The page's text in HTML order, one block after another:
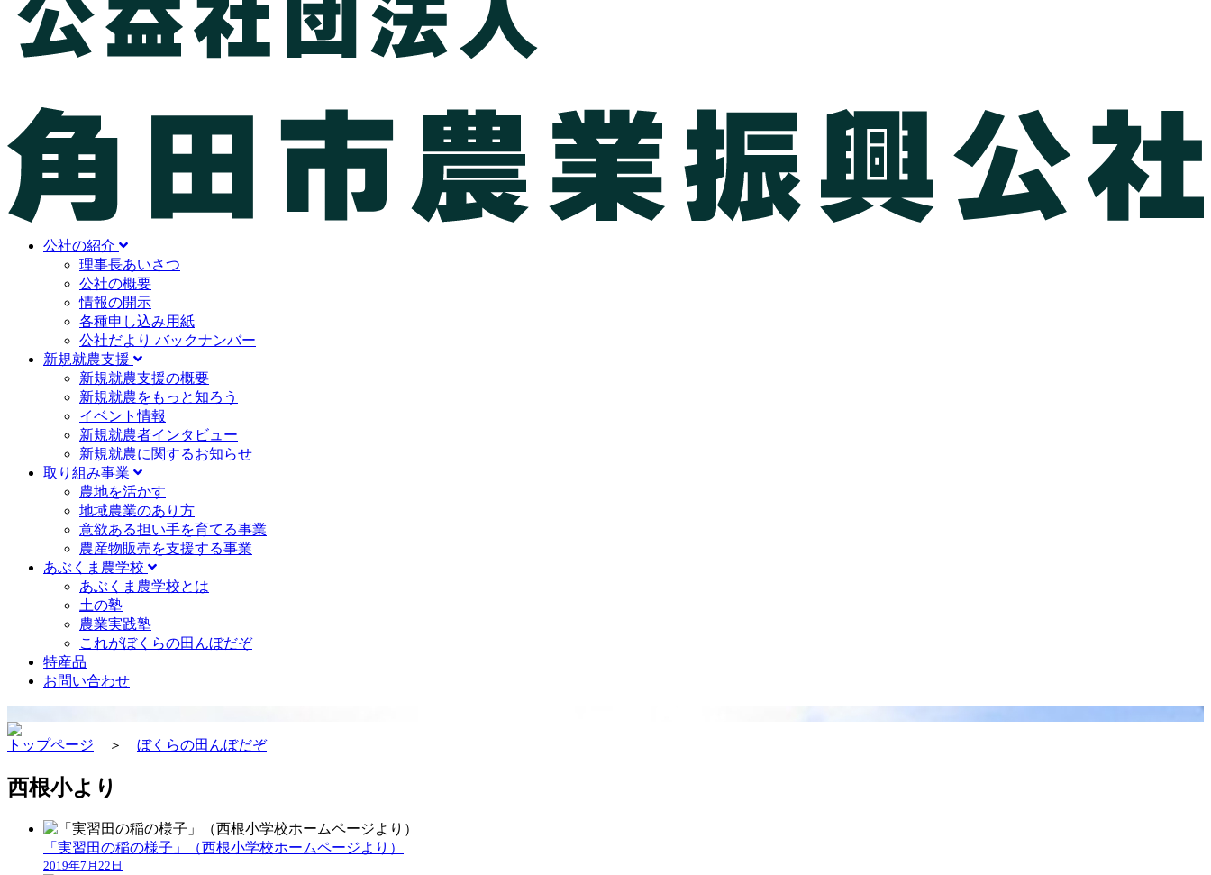
公社の紹介
理事長あいさつ
公社の概要
情報の開示
各種申し込み用紙
公社だより バックナンバー
新規就農支援
新規就農支援の概要
新規就農をもっと知ろう
イベント情報
新規就農者インタビュー
新規就農に関するお知らせ
取り組み事業
農地を活かす
地域農業のあり方
意欲ある担い手を育てる事業
農産物販売を支援する事業
あぶくま農学校
あぶくま農学校とは
土の塾
農業実践塾
これがぼくらの田んぼだぞ
特産品
お問い合わせ
トップページ ＞ ぼくらの田んぼだぞ
西根小より
「実習田の稲の様子」（西根小学校ホームページより）
2019年7月22日